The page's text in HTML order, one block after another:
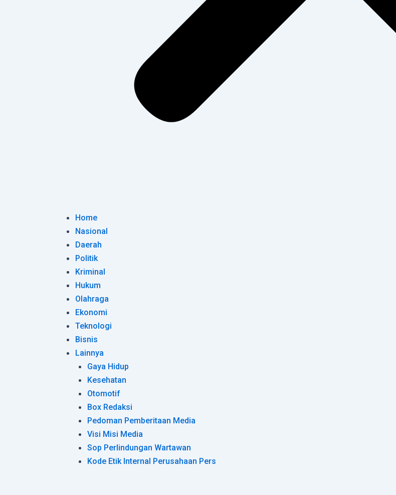
Home
Nasional
Daerah
Politik
Kriminal
Hukum
Olahraga
Ekonomi
Teknologi
Bisnis
Lainnya
Gaya Hidup
Kesehatan
Otomotif
Box Redaksi
Pedoman Pemberitaan Media
Visi Misi Media
Sop Perlindungan Wartawan
Kode Etik Internal Perusahaan Pers